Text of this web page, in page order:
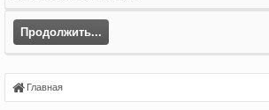
Продолжить...
Главная